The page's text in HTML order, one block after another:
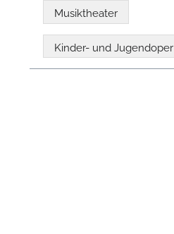
Musiktheater
Kinder- und Jugendoper